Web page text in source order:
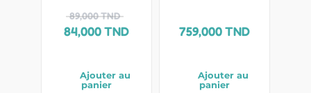
89,000TND
84,000TND
Ajouter au
panier
759,000TND
Ajouter au
panier